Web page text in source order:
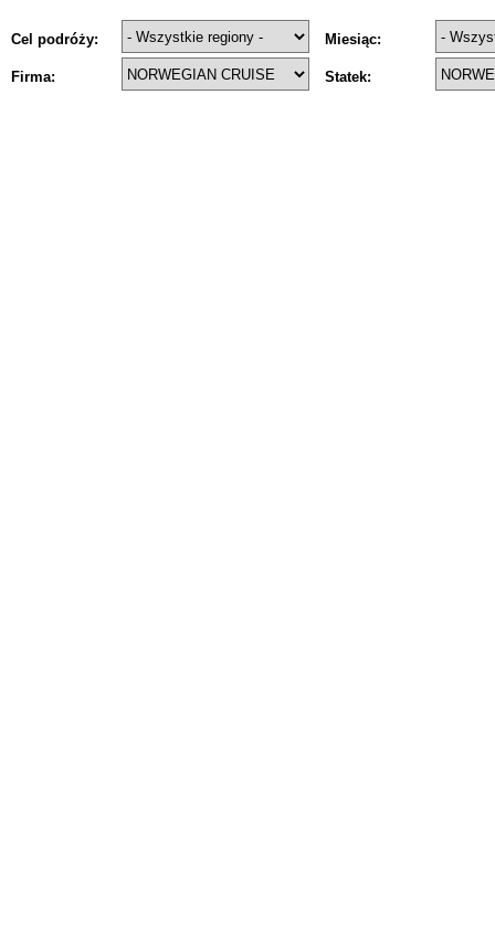
Cel podróży: Miesiąc:
Firma: Statek: